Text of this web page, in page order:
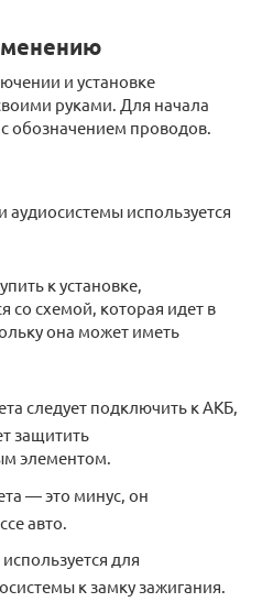
и установке
руками. Для начала
обозначением проводов.
аудиосистемы используется
к установке,
со схемой, которая идет в
она может иметь
следует подключить к АКБ,
защитить
элементом.
— это минус, он
авто.
для
к замку зажигания.